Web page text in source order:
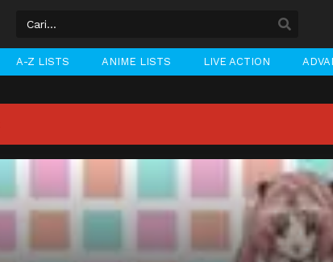
A-Z LISTS ANIME LISTS LIVE ACTION